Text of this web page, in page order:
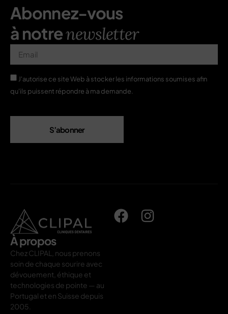
Abonnez-vous
à notrenewsletter
J'autorise ce site Web à stocker les informations soumises afin
qu'ils puissent répondre à ma demande.
S’abonner
À propos
Chez CLIPAL, nous prenons
soin de chaque sourire avec
dévouement, éthique et
technologies de pointe — au
Portugal et en Suisse depuis
2005.